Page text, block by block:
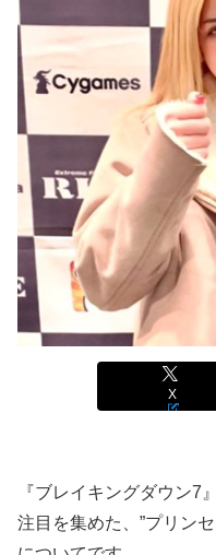
X
『ブレイキングダウン7
注目を集めた、”プリンセ